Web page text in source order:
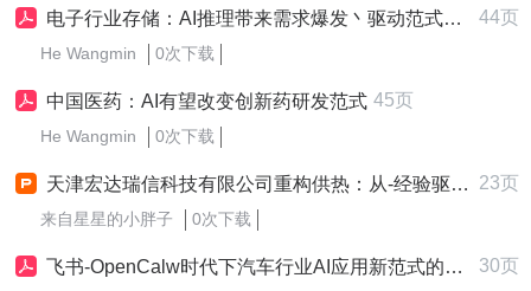
电子行业存储：AI推理带来需求爆发丶驱动范式升级，周期能见度大幅拉长-260516-中泰证券-44页 44页
He Wangmin 0次下载
中国医药：AI有望改变创新药研发范式 45页
He Wangmin 0次下载
天津宏达瑞信科技有限公司重构供热：从-经验驱动-到-智能体协同-的新范式 23页
来自星星的小胖子 0次下载
飞书-OpenCalw时代下汽车行业AI应用新范式的危与机- 2026-06-数字化 30页